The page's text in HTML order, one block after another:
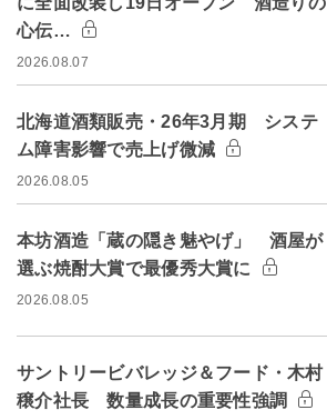
心伝…
2026.08.07
北海道酒類販売・26年3月期 システ
ム障害影響で売上げ微減
2026.08.05
本坊酒造「蔵の隠き魅やげ」 酒屋が
選ぶ焼酎大賞で最優秀大賞に
2026.08.05
サントリービバレッジ＆フード・木村
穣介社長 数量成長の重要性強調